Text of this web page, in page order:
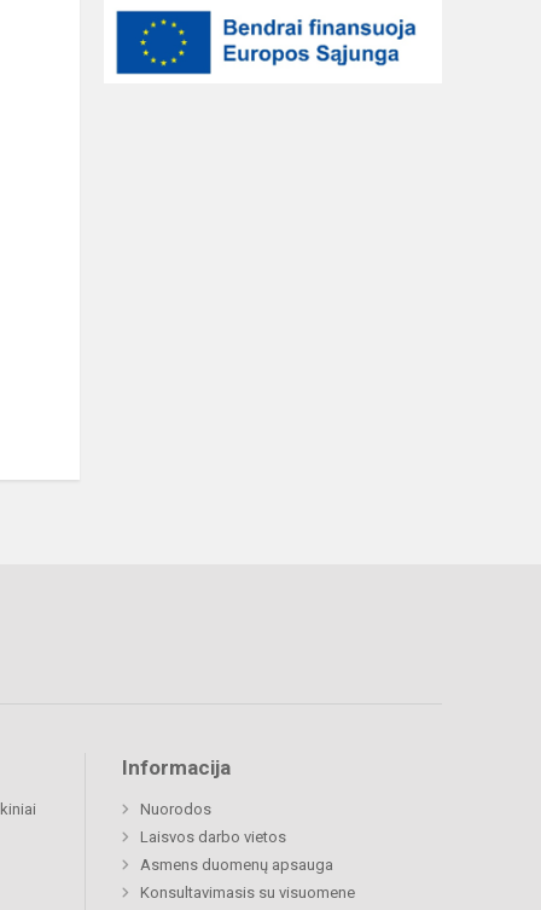
Informacija
Nuorodos
Laisvos darbo vietos
Asmens duomenų apsauga
Konsultavimasis su visuomene